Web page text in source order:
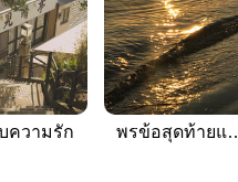
ความรัก
พรข้อสุดท้ายแด่